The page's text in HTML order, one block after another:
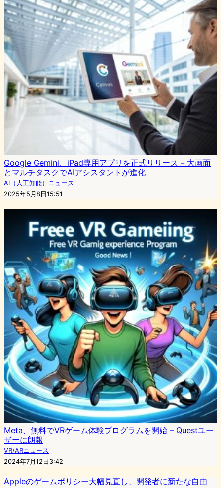
Google Gemini、iPad専用アプリを正式リリース – 大画面
とマルチタスクでAIアシスタントが進化
AI（人工知能）ニュース
2025年5月8日15:51
Meta、無料でVRゲーム体験プログラムを開始 – Questユー
ザーに朗報
VR/ARニュース
2024年7月12日3:42
Appleのゲームポリシー大幅見直し、開発者に新たな自由